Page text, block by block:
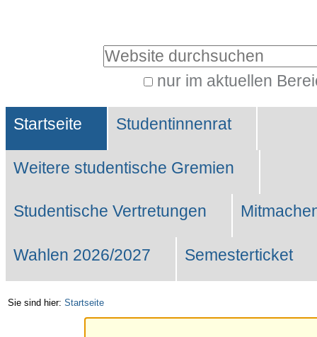
Website durchsuchen
nur im aktuellen
Suche…
Sektionen
Startseite Studentinnenrat
Weitere studentische Gremien
Studentische Vertretungen
Wahlen 2026/2027 Semesterticket
Sie sind hier: Startseite